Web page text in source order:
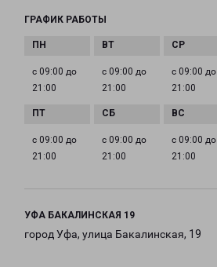
ГРАФИК РАБОТЫ
с 09:00 до
21:00
с 09:00 до
21:00
с 09:00 до
21:00
с 09:00 до
21:00
с 09:00 до
21:00
с 09:00 до
21:00
УФА БАКАЛИНСКАЯ 19
город Уфа, улица Бакалинская, 19